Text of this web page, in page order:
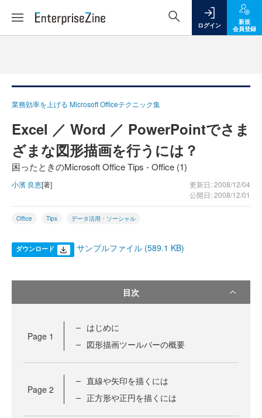
ログイン
新規
会員登録
業務効率を上げる Microsoft Officeテクニック集
Excel ／ Word ／ PowerPointでさま
ざまな図形描画を行うには？
困ったときのMicrosoft Office Tips - Office (1)
小濱 良恵[著]
更新日: 2008/12/04
公開日: 2008/12/01
Office Tips データ活用・ソーシャル
ダウンロード サンプルファイル (589.1 KB)
目次
Page 1
はじめに
図形描画ツールバーの概要
Page 2
直線や矢印を描くには
正方形や正円を描くには